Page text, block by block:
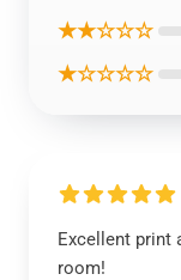
★★☆☆☆
★☆☆☆☆
Excellent print
room!